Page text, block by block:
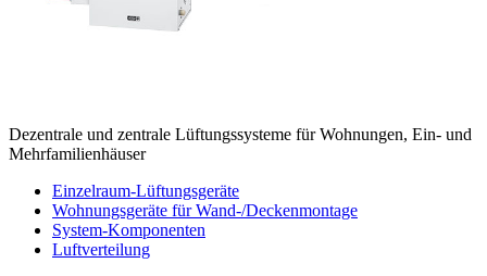
Dezentrale und zentrale Lüftungssysteme für Wohnungen, Ein- und
Mehrfamilienhäuser
Einzelraum-Lüftungsgeräte
Wohnungsgeräte für Wand-/Deckenmontage
System-Komponenten
Luftverteilung